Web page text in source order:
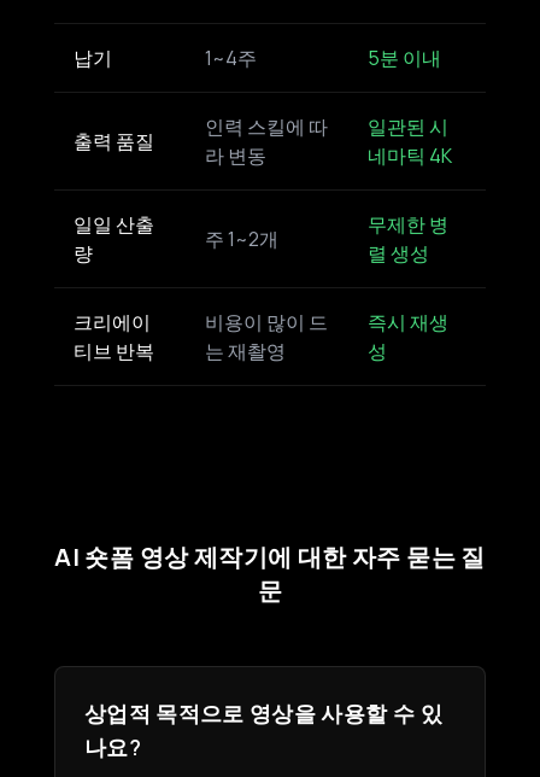
납기 1~4주 5분 이내
출력 품질
인력 스킬에 따
라 변동
일관된 시
네마틱 4K
일일 산출
량
주 1~2개
무제한 병
렬 생성
크리에이
티브 반복
비용이 많이 드
는 재촬영
즉시 재생
성
AI 숏폼 영상 제작기에 대한 자주 묻는 질
문
상업적 목적으로 영상을 사용할 수 있
나요?